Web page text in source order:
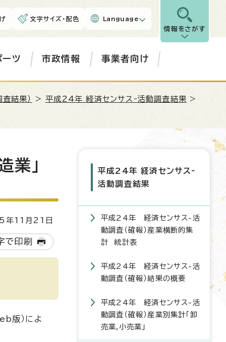
文字サイズ・配色 Language
情報をさがす
ーツ 市政情報 事業者向け
結果） >平成24年 経済センサス‐活動調査結果 >
業」
11月21日
で印刷
版）によ
平成24年 経済センサス‐
活動調査結果
平成24年 経済センサス-活
動調査（確報）産業横断的集
計 統計表
平成24年 経済センサス-活
動調査（確報）結果の概要
平成24年 経済センサス-活
動調査（確報）産業別集計「卸
売業,小売業」